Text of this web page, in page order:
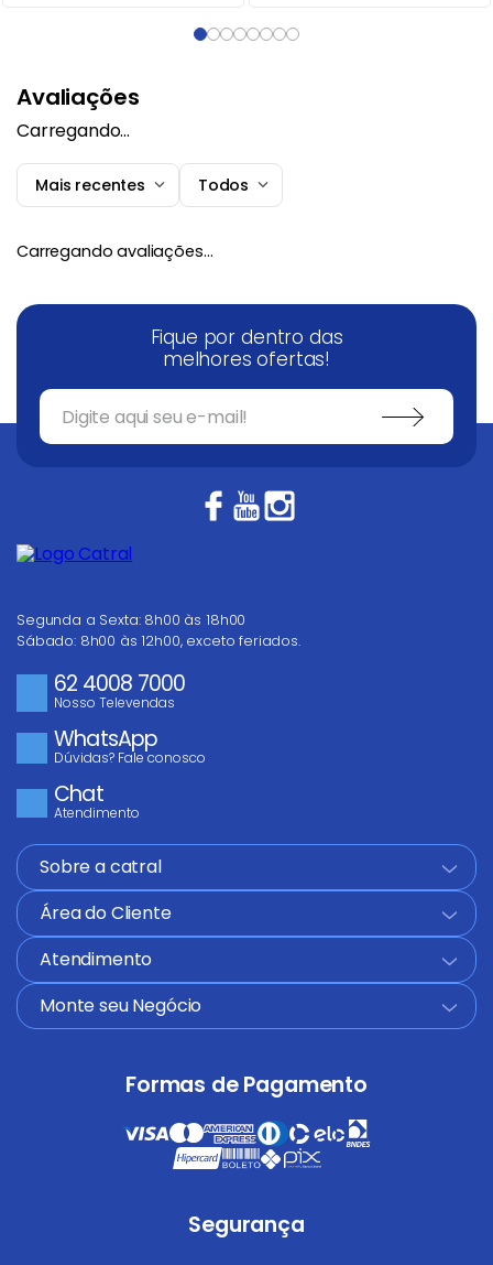
Avaliações
Carregando…
Mais recentes Todos
Carregando avaliações…
Fique por dentro das
melhores ofertas!
Segunda a Sexta: 8h00 às 18h00
Sábado: 8h00 às 12h00, exceto feriados.
62 4008 7000
Nosso Televendas
WhatsApp
Dúvidas? Fale conosco
Chat
Atendimento
Sobre a catral
+
Área do Cliente
+
Atendimento
+
Monte seu Negócio
+
Formas de Pagamento
Segurança